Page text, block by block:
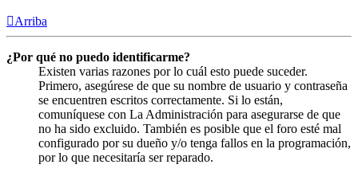
Arriba
¿Por qué no puedo identificarme?
Existen varias razones por lo cuál esto puede suceder.
Primero, asegúrese de que su nombre de usuario y contraseña
se encuentren escritos correctamente. Si lo están,
comuníquese con La Administración para asegurarse de que
no ha sido excluido. También es posible que el foro esté mal
configurado por su dueño y/o tenga fallos en la programación,
por lo que necesitaría ser reparado.